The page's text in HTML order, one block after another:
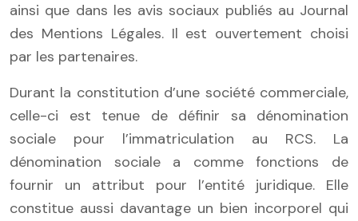
ainsi que dans les avis sociaux publiés au Journal
des Mentions Légales. Il est ouvertement choisi
par les partenaires.
Durant la constitution d’une société commerciale,
celle-ci est tenue de définir sa dénomination
sociale pour l’immatriculation au RCS. La
dénomination sociale a comme fonctions de
fournir un attribut pour l’entité juridique. Elle
constitue aussi davantage un bien incorporel qui